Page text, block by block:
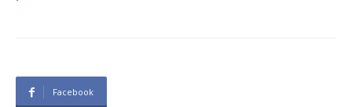
Facebook